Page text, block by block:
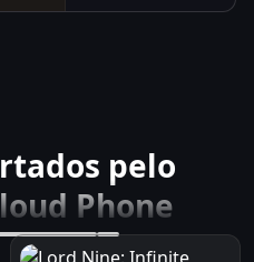
pelo
Phone